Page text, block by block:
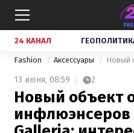
24 КАНАЛ
Fashion Аксессуары
13 июня, 08:59 2
Новый объект
инфлюэнсеров